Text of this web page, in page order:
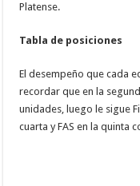
Platense.
Tabla de posiciones
El desempeño que cada
recordar que en la
unidades, luego le sigue
cuarta y FAS en la quinta